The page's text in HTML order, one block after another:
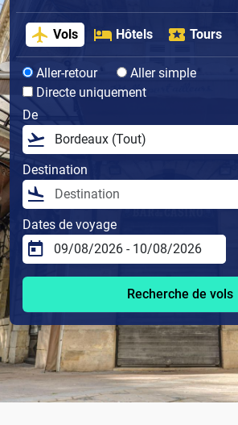
Vols Hôtels Tours
Aller-retour
Aller simple
Directe uniquement
De
Destination
Dates de voyage
Recherche de vols